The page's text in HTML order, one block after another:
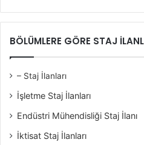
BÖLÜMLERE GÖRE STAJ
– Staj İlanları
İşletme Staj İlanları
Endüstri Mühendisliği Staj İlanı
İktisat Staj İlanları